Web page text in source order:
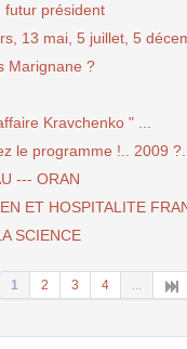
futur président
13 mai, 5 juillet, 5
Marignane ?
Kravchenko " ...
le programme !.. 2009
--- ORAN
ET HOSPITALITE
SCIENCE
1 2 3 4 ...